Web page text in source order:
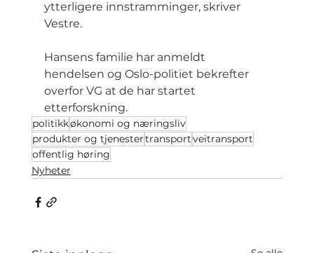
ytterligere innstramminger, skriver
Vestre.
Hansens familie har anmeldt
hendelsen og Oslo-politiet bekrefter
overfor VG at de har startet
etterforskning.
politikkøkonomi og næringsliv
produkter og tjenestertransportveitransport
offentlig høring
Nyheter